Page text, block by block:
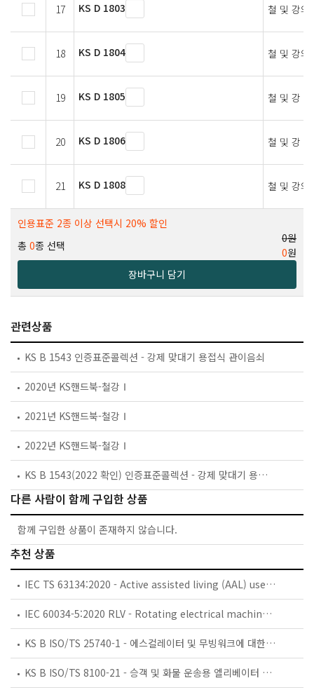
17 KS D 1803 철 및 강의
18 KS D 1804 철 및 강의
19 KS D 1805 철 및 강 —
20 KS D 1806 철 및 강 —
21 KS D 1808 철 및 강의
인용표준 2종 이상 선택시 20% 할인
총 0종 선택
0원
0원
장바구니 담기
관련상품
KS B 1543 인증표준콜렉션 - 강제 맞대기 용접식 관이음쇠
2020년 KS핸드북-철강Ⅰ
2021년 KS핸드북-철강Ⅰ
2022년 KS핸드북-철강Ⅰ
KS B 1543(2022 확인) 인증표준콜렉션 - 강제 맞대기 용접식 관이음쇠
다른 사람이 함께 구입한 상품
함께 구입한 상품이 존재하지 않습니다.
추천 상품
IEC TS 63134:2020 - Active assisted living (AAL) use cases
IEC 60034-5:2020 RLV - Rotating electrical machines - Part 5: Degrees of protection provided by the integral design of rotating electrical machines (IP code) - Classification
KS B ISO/TS 25740-1 - 에스컬레이터 및 무빙워크에 대한 안전요건 — 제1부: 세계공통 필수 안전요건(GESRs)
KS B ISO/TS 8100-21 - 승객 및 화물 운송용 엘리베이터 —제21부: 세계공통 필수안전요건(GESRs)을 충족하는 세계공통 안전 파라미터(GSPs)